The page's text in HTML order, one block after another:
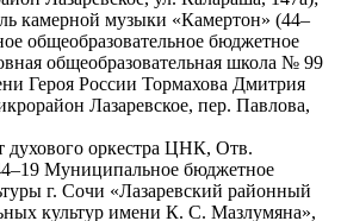
камерной музыки «Камертон» (44–
общеобразовательное бюджетное
общеобразовательная школа № 99
Героя России Тормахова Дмитрия
Лазаревское, пер. Павлова,
оркестра ЦНК, Отв.
Муниципальное бюджетное
г. Сочи «Лазаревский районный
культур имени К. С. Мазлумяна»,